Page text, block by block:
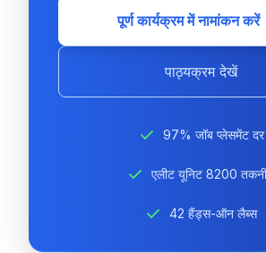
पूर्ण कार्यक्रम में नामांकन करें
पाठ्यक्रम देखें
97% जॉब प्लेसमेंट दर
एलीट यूनिट 8200
42 हैंड्स-ऑन लैब्स